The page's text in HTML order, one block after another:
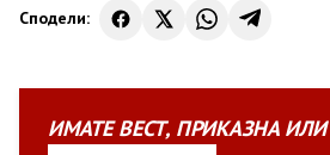
Сподели:
ИМАТЕВЕСТ, ПРИКАЗНАИЛИ